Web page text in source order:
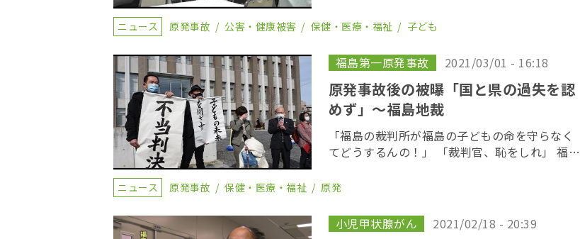
１２～１７年の間に県民健康調査の枠組みで把
腺がん患者 […]
ニュース 原発事故 公害・健康被害 保健・医療・福祉 子ども
福島第一原発事故 2021/03/01 - 16:18
原発事故後の被曝「国と県の過失を認
めず」〜福島地裁
「福島の裁判所が福島の子どもの命を守らなく
てどうするんの！」 「裁判官、恥をしれ」 福島
福島第一原子量事故をめぐり、福島県内の子ど
こな […]
ニュース 原発事故 保健・医療・福祉 原発
小児甲状腺がん 2021/02/18 - 20:39